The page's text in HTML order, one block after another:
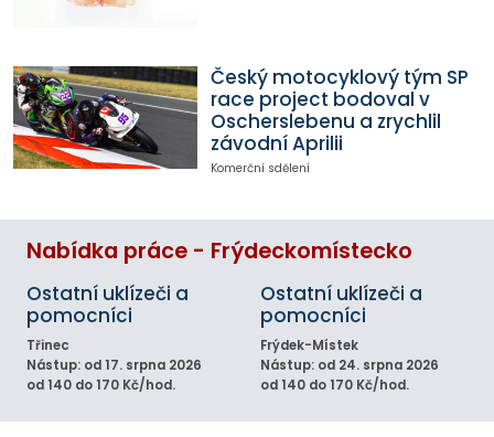
Český motocyklový tým SP
race project bodoval v
Oscherslebenu a zrychlil
závodní Aprilii
Komerční sdělení
Nabídka práce - Frýdeckomístecko
Ostatní uklízeči a
pomocníci
Třinec
Nástup: od 17. srpna 2026
od 140 do 170 Kč/hod.
Ostatní uklízeči a
pomocníci
Frýdek-Místek
Nástup: od 24. srpna 2026
od 140 do 170 Kč/hod.